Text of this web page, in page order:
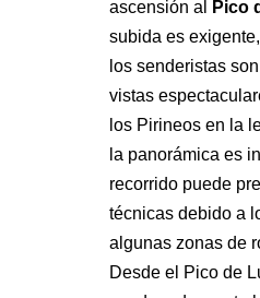
ascensión al
Pico
subida es
los senderistas
vistas
los Pirineos en la
la panorámica es
recorrido puede
técnicas debido a
algunas zonas de
Desde el Pico de